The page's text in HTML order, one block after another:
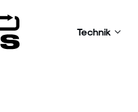
Technik